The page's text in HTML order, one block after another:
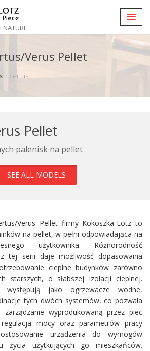
NATURE
Verus Pellet
certus
Pellet
palenisk na pellet
SEE ALL MODELS
Verus Pellet firmy Kokoszka-Lotz to
na pellet, w pełni odpowiadająca na
użytkownika. Różnorodność
tej serii daje możliwość dopasowania
cieplne budynków zarówno
starszych, o słabszej izolacji cieplnej.
występują jako ogrzewacze wodne,
tych dwóch systemów, co pozwala
zarządzanie wyprodukowaną przez piec
regulacja mocy oraz parametrów pracy
urządzenia do wymogów
życia użytkujących go mieszkańców.